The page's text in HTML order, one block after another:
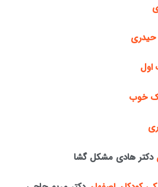
حیدری
اول
خوب
دکتر هادی مشکل گشا